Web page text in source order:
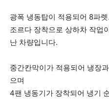
광폭 냉동탑이 적용되어 8파
조르다 장착으로 상하차 작업
난 차량입니다.
중간칸막이가 적용되어 냉장
으며
4팬 냉동기가 장착되어 냉기